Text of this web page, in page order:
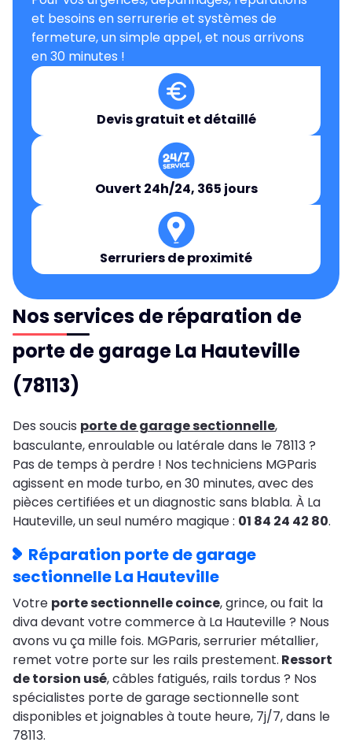
et besoins en serrurerie et systèmes de
fermeture, un simple appel, et nous arrivons
en 30 minutes !
Devis gratuit et détaillé
Ouvert 24h/24, 365 jours
Serruriers de proximité
Nos services de réparation de
porte de garage La Hauteville
(78113)
Des soucis porte de garage sectionnelle,
basculante, enroulable ou latérale dans le 78113 ?
Pas de temps à perdre ! Nos techniciens MGParis
agissent en mode turbo, en 30 minutes, avec des
pièces certifiées et un diagnostic sans blabla. À La
Hauteville, un seul numéro magique : 01 84 24 42 80.
Réparation porte de garage
sectionnelle La Hauteville
Votre porte sectionnelle coince, grince, ou fait la
diva devant votre commerce à La Hauteville ? Nous
avons vu ça mille fois. MGParis, serrurier métallier,
remet votre porte sur les rails prestement. Ressort
de torsion usé, câbles fatigués, rails tordus ? Nos
spécialistes porte de garage sectionnelle sont
disponibles et joignables à toute heure, 7j/7, dans le
78113.